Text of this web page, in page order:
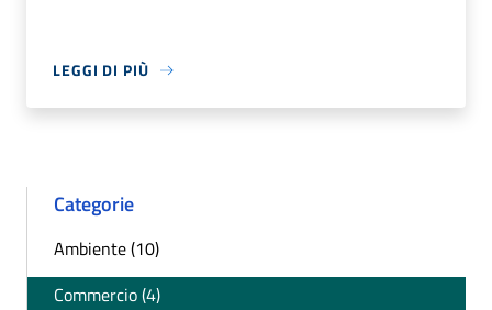
LEGGI DI PIÙ
Categorie
Ambiente (10)
Commercio (4)